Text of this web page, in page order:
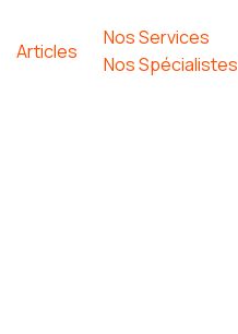
Articles
Nos Services
Nos Spécialistes